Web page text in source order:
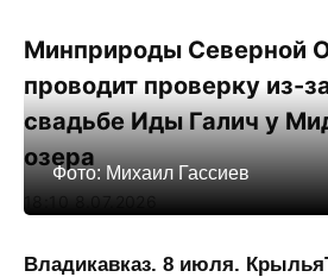
Минприроды Северной
проводит проверку из-
свадьбе Иды Галич у
озера
18:10 8.07.2026
Фото: Михаил Гассиев
Владикавказ. 8 июля.